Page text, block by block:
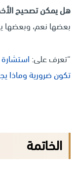
هل يمكن تصحيح
بعضها نعم، وبعضها
“تعرف على:
تكون ضرورية وماذا
الخاتمة